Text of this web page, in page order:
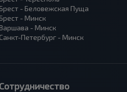
- Беловежская Пуща
- Минск
- Минск
Санкт-Петербург - Минск
Сотрудничество